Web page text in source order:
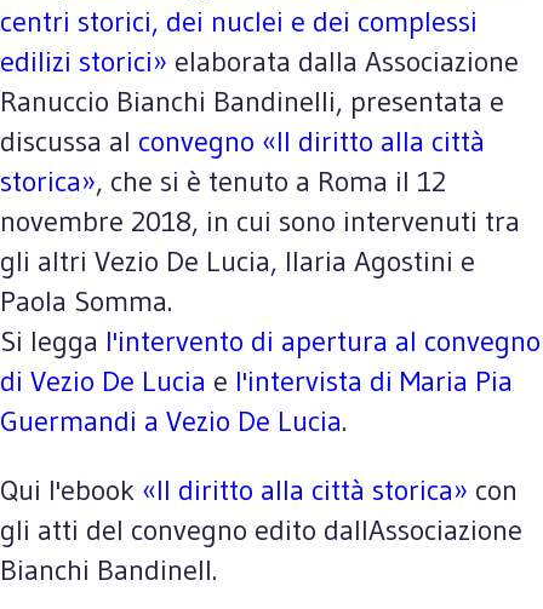
centri storici, dei nuclei e dei complessi
edilizi storici» elaborata dalla Associazione
Ranuccio Bianchi Bandinelli, presentata e
discussa al convegno «Il diritto alla città
storica», che si è tenuto a Roma il 12
novembre 2018, in cui sono intervenuti tra
gli altri Vezio De Lucia, Ilaria Agostini e
Paola Somma.
Si legga l'intervento di apertura al convegno
di Vezio De Lucia e l'intervista di Maria Pia
Guermandi a Vezio De Lucia.
Qui l'ebook «Il diritto alla città storica» con
gli atti del convegno edito dallAssociazione
Bianchi Bandinell.